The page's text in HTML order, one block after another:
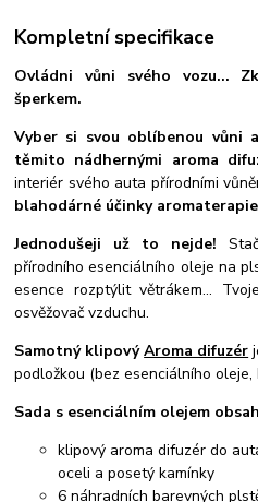
Kompletní specifikace
Ovládni vůni svého vozu...
šperkem.
Vyber si svou oblíbenou vůni
těmito nádhernými aroma
interiér svého auta přírodními
blahodárné účinky
Jednodušeji už to nejde!
přírodního esenciálního oleje na
esence rozptýlit větrákem...
osvěžovač vzduchu.
Samotný klipovýAroma difuzér
podložkou (bez esenciálního oleje,
Sada s esenciálním olejem
klipový aroma difuzér do
oceli a posetý kamínky
6 náhradních barevných